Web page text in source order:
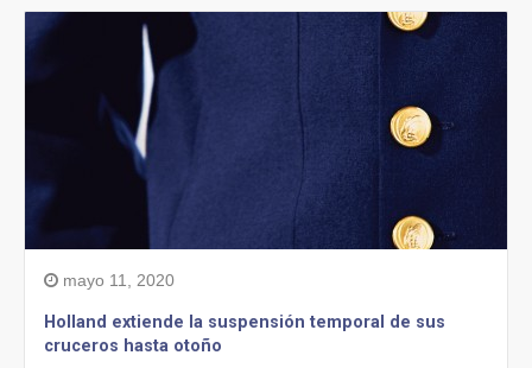
mayo 11, 2020
Holland extiende la suspensión temporal de sus
cruceros hasta otoño